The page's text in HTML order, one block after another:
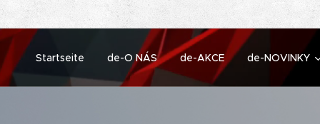
Startseite de-O NÁS de-AKCE de-NOVINKY